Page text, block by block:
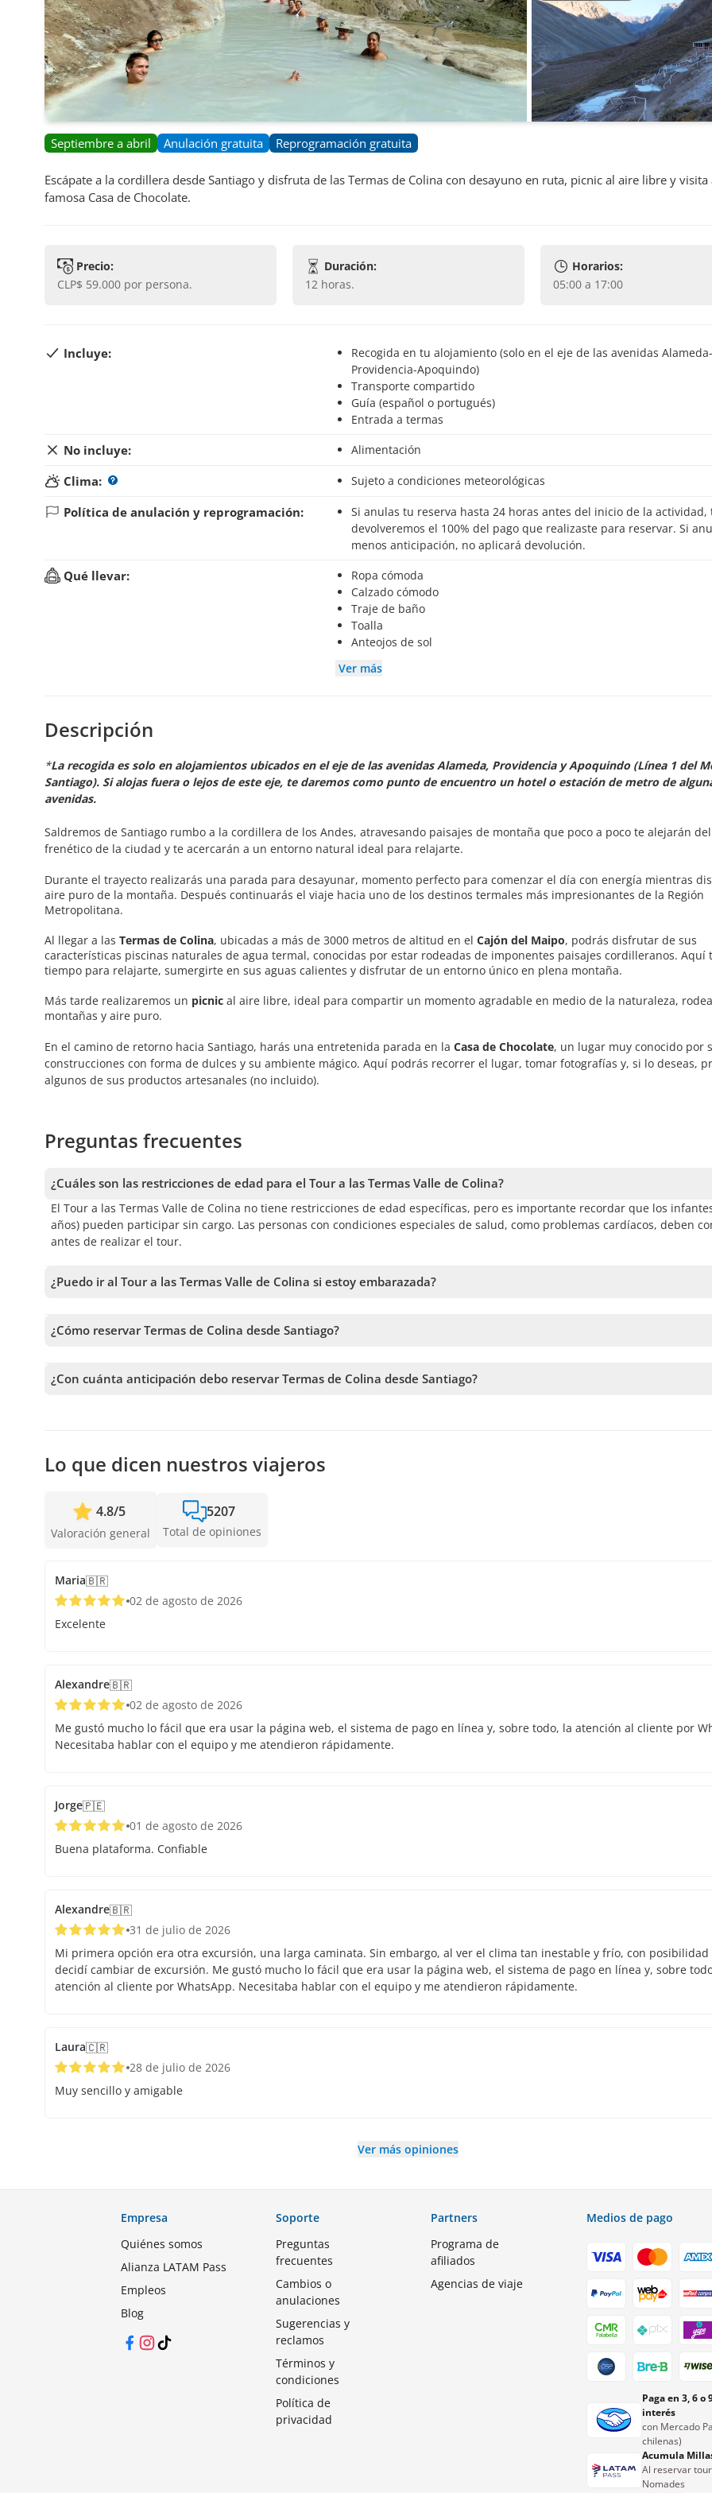
Septiembre a abril Anulación gratuita Reprogramación gratuita
Escápate a la cordillera desde Santiago y disfruta de las Termas de Colina con desayuno en ruta, picnic al aire libre y visita
famosa Casa de Chocolate.
Precio:
CLP$ 59.000 por persona.
Duración:
12 horas.
Horarios:
05:00 a 17:00
Incluye:
Recogida en tu alojamiento (solo en el eje de las avenidas Alameda-
Providencia-Apoquindo)
Transporte compartido
Guía (español o portugués)
Entrada a termas
No incluye: Alimentación
Clima: Sujeto a condiciones meteorológicas
Política de anulación y reprogramación:
Si anulas tu reserva hasta 24 horas antes del inicio de la actividad, te
devolveremos el 100% del pago que realizaste para reservar. Si
menos anticipación, no aplicará devolución.
Qué llevar:
Ropa cómoda
Calzado cómodo
Traje de baño
Toalla
Anteojos de sol
Ver más
Descripción
*La recogida es solo en alojamientos ubicados en el eje de las avenidas Alameda, Providencia y Apoquindo (Línea 1 del
Santiago). Si alojas fuera o lejos de este eje, te daremos como punto de encuentro un hotel o estación de metro de
avenidas.
Saldremos de Santiago rumbo a la cordillera de los Andes, atravesando paisajes de montaña que poco a poco te alejarán
frenético de la ciudad y te acercarán a un entorno natural ideal para relajarte.
Durante el trayecto realizarás una parada para desayunar, momento perfecto para comenzar el día con energía mientras
aire puro de la montaña. Después continuarás el viaje hacia uno de los destinos termales más impresionantes de la Región
Metropolitana.
Al llegar a las Termas de Colina, ubicadas a más de 3000 metros de altitud en el Cajón del Maipo, podrás disfrutar de sus
características piscinas naturales de agua termal, conocidas por estar rodeadas de imponentes paisajes cordilleranos. Aquí
tiempo para relajarte, sumergirte en sus aguas calientes y disfrutar de un entorno único en plena montaña.
Más tarde realizaremos un picnic al aire libre, ideal para compartir un momento agradable en medio de la naturaleza,
montañas y aire puro.
En el camino de retorno hacia Santiago, harás una entretenida parada en la Casa de Chocolate, un lugar muy conocido por
construcciones con forma de dulces y su ambiente mágico. Aquí podrás recorrer el lugar, tomar fotografías y, si lo deseas,
algunos de sus productos artesanales (no incluido).
Preguntas frecuentes
¿Cuáles son las restricciones de edad para el Tour a las Termas Valle de Colina?
El Tour a las Termas Valle de Colina no tiene restricciones de edad específicas, pero es importante recordar que los
años) pueden participar sin cargo. Las personas con condiciones especiales de salud, como problemas cardíacos, deben
antes de realizar el tour.
¿Puedo ir al Tour a las Termas Valle de Colina si estoy embarazada?
montaña y el ambiente de las termas. El tour tiene restricciones para embarazadas.
¿Cómo reservar Termas de Colina desde Santiago?
más tours antes de confirmar tu reserva.
¿Con cuánta anticipación debo reservar Termas de Colina desde Santiago?
Lo que dicen nuestros viajeros
4.8/5
Valoración general
5207
Total de opiniones
Maria🇧🇷
02 de agosto de 2026
Excelente
Alexandre🇧🇷
02 de agosto de 2026
Me gustó mucho lo fácil que era usar la página web, el sistema de pago en línea y, sobre todo, la atención al cliente por
Necesitaba hablar con el equipo y me atendieron rápidamente.
Jorge🇵🇪
01 de agosto de 2026
Buena plataforma. Confiable
Alexandre🇧🇷
31 de julio de 2026
Mi primera opción era otra excursión, una larga caminata. Sin embargo, al ver el clima tan inestable y frío, con posibilidad
decidí cambiar de excursión. Me gustó mucho lo fácil que era usar la página web, el sistema de pago en línea y, sobre
atención al cliente por WhatsApp. Necesitaba hablar con el equipo y me atendieron rápidamente.
Laura🇨🇷
28 de julio de 2026
Muy sencillo y amigable
Ver más opiniones
Empresa
Quiénes somos
Alianza LATAM Pass
Empleos
Blog
Facebook
Instagram
TikTok
Soporte
Preguntas
frecuentes
Cambios o
anulaciones
Sugerencias y
reclamos
Términos y
condiciones
Política de
privacidad
Partners
Programa de
afiliados
Agencias de viaje
Medios de pago
Paga en 3, 6 o
interés
con Mercado
chilenas)
Acumula
Al reservar
Nomades